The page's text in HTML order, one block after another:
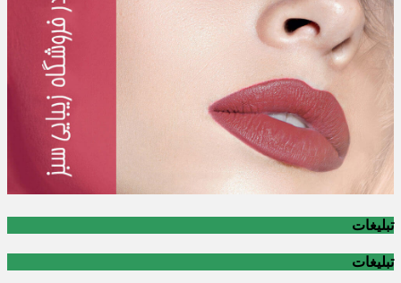
تبلیغات
تبلیغات